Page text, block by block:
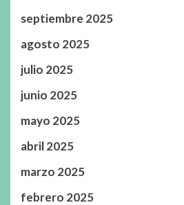
septiembre 2025
agosto 2025
julio 2025
junio 2025
mayo 2025
abril 2025
marzo 2025
febrero 2025